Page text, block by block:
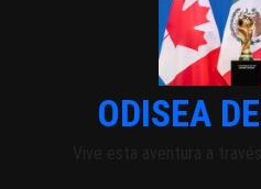
ODISEA
Vive esta aventura a